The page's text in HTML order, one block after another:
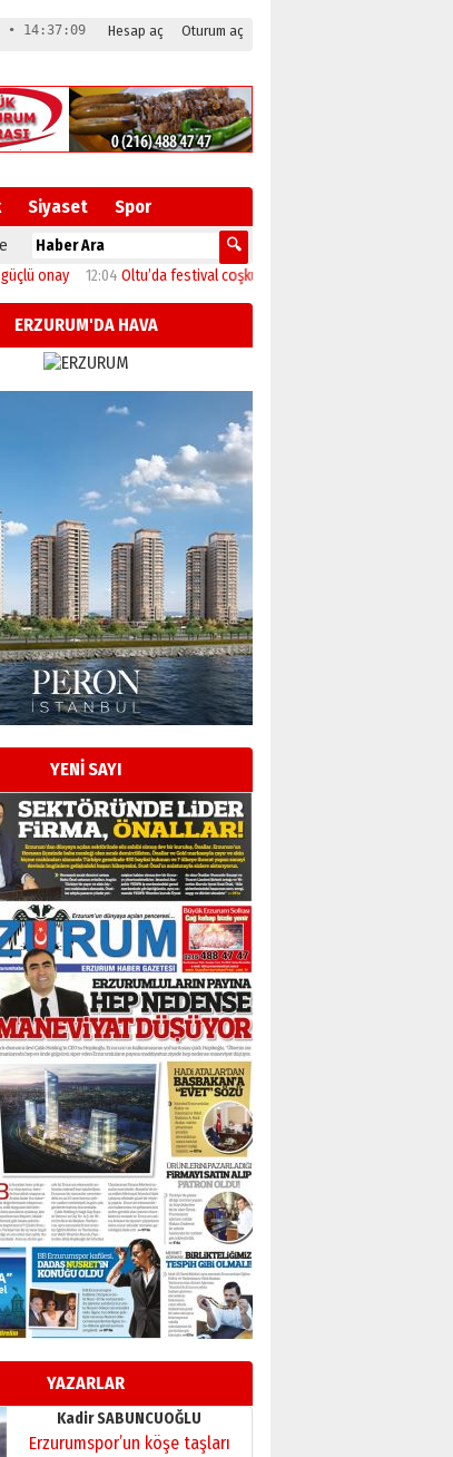
Hesap aç Oturum aç
• 14:37:10
Siyaset Spor
12:04 Oltu’da festival coşkusu konserle zirveye ulaştı
ERZURUM'DA HAVA
YENİ SAYI
YAZARLAR
Esat BİNDESEN
Başkan Sekmen’den Erzurum’a
bir vizyon proje daha!
02 Ağustos 2026 Pazar
Kadir SABUNCUOĞLU
Erzurumspor’un köşe taşları
29 Haziran 2026 Pazartesi
Kenan GÜLERCİ
Murat Şahsuvaroğlu ERKON’da
çıtayı yukarı taşırken,
yönetimdekiler aşağı
çekmemeli!
Şubat 2026 SalıOrhan BOZKURT
Bir fotoğraf, bir şehir, bir
gazeteci… Dizginler kimin
elinde?
31 Mart 2026 Salı
A. Berhan Yılmaz
BİR BÖLÜM DEĞİL, BİR ÖMÜR
SEÇİYORSUNUZ… “NEDEN
ATATÜRK ÜNİVERSİTESİ?”
28 Temmuz 2026 Salı
Ahmet Gökhan YAZICI
Ahmed Yesevi’den bir
Alperen… ”Reisimiz” idi…
Hakka yürüdü.!
26 Mart 2026 Perşembe
Cem Bakırcı
Ardında bıraktığı hatıralarıyla
gönül adamı Faruk Terzioğlu!
13 Mayıs 2026 Çarşamba
Esat BİNDESEN
Başkan Sekmen’den Erzurum’a
bir vizyon proje daha!
02 Ağustos 2026 Pazar
Kadir SABUNCUOĞLU
Erzurumspor’un köşe taşları